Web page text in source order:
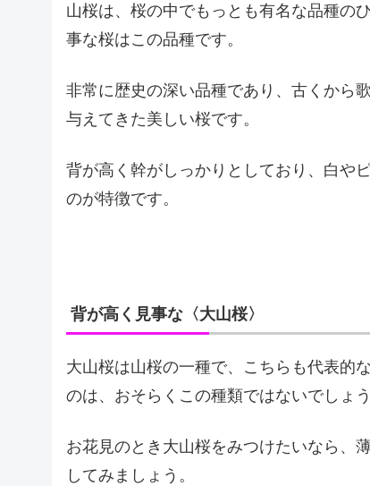
山桜は、桜の中でもっとも有名な品種の
事な桜はこの品種です。
非常に歴史の深い品種であり、古くから
与えてきた美しい桜です。
背が高く幹がしっかりとしており、白や
のが特徴です。
背が高く見事な〈大山桜〉
大山桜は山桜の一種で、こちらも代表的
のは、おそらくこの種類ではないでしょ
お花見のとき大山桜をみつけたいなら、
してみましょう。